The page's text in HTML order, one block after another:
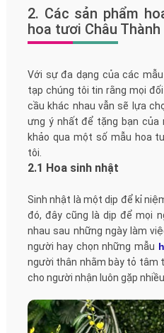
2. Các sản phẩm
hoa tươi Châu Thành
Với sự đa dạng của các
tạp chúng tôi tin rằng mọi
cầu khác nhau vẫn sẽ lựa
ưng ý nhất để tặng bạn của
khảo qua một số mẫu hoa
tôi.
2.1 Hoa sinh nhật
Sinh nhật là một dịp để kỉ
đó, đây cũng là dịp để mọi
nhau sau những ngày làm
người hay chọn những mẫu
người thân nhằm bày tỏ tâm
cho người nhận luôn gặp